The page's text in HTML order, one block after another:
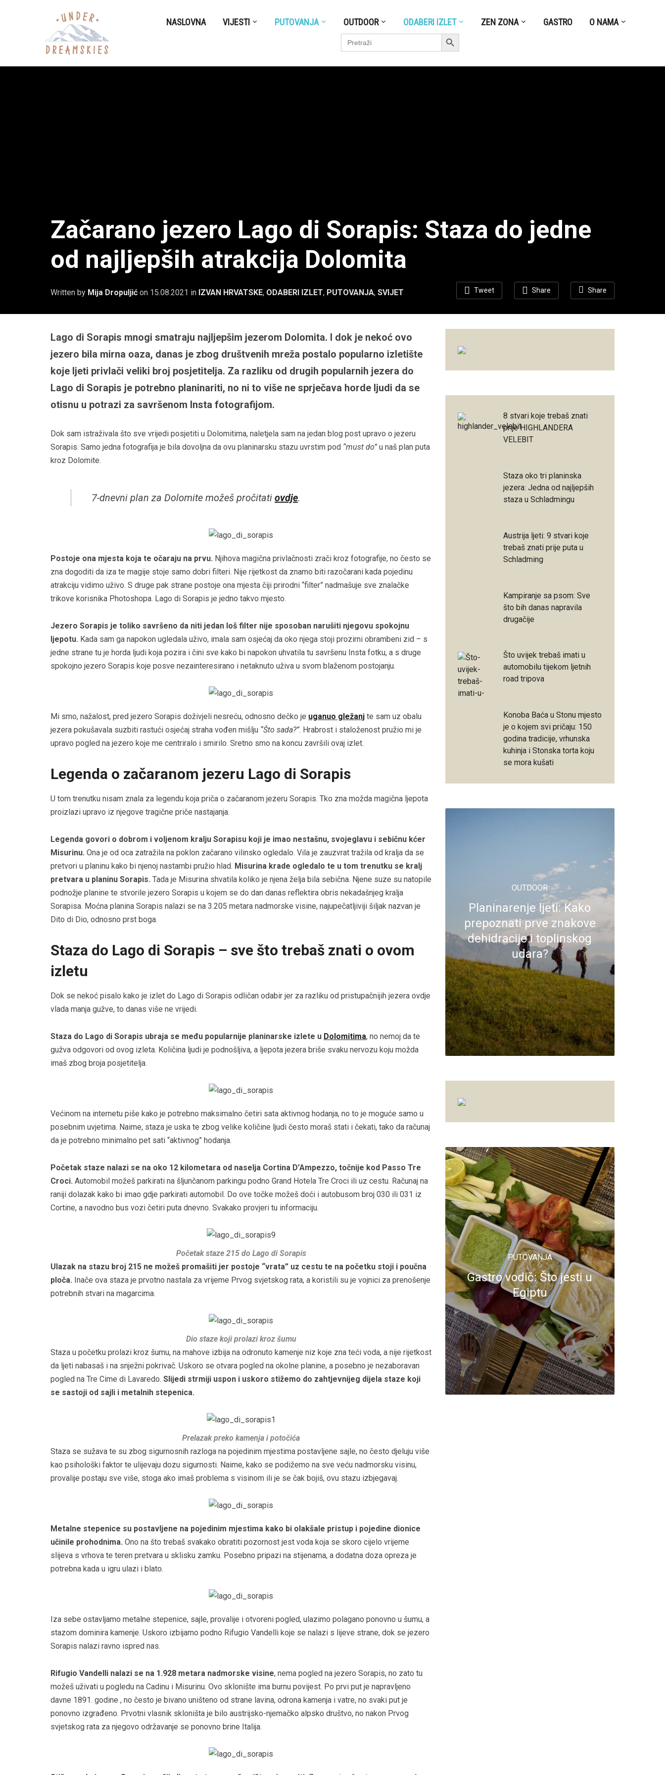
NASLOVNA VIJESTI PUTOVANJA OUTDOOR ODABERI IZLET ZEN ZONA GASTRO O NAMA
Search
for:
Search Button
Začarano jezero Lago di Sorapis: Staza do jedne
od najljepših atrakcija Dolomita
Tweet Share Share
Written by Mija Dropuljić on 15.08.2021 in IZVAN HRVATSKE, ODABERI IZLET, PUTOVANJA, SVIJET
Lago di Sorapis mnogi smatraju najljepšim jezerom Dolomita. I dok je nekoć ovo
jezero bila mirna oaza, danas je zbog društvenih mreža postalo popularno izletište
koje ljeti privlači veliki broj posjetitelja. Za razliku od drugih popularnih jezera do
Lago di Sorapis je potrebno planinariti, no ni to više ne sprječava horde ljudi da se
otisnu u potrazi za savršenom Insta fotografijom.
Dok sam istraživala što sve vrijedi posjetiti u Dolomitima, naletjela sam na jedan blog post upravo o jezeru
Sorapis. Samo jedna fotografija je bila dovoljna da ovu planinarsku stazu uvrstim pod “must do” u naš plan puta
kroz Dolomite.
7-dnevni plan za Dolomite možeš pročitati ovdje.
Postoje ona mjesta koja te očaraju na prvu. Njihova magična privlačnosti zrači kroz fotografije, no često se
zna dogoditi da iza te magije stoje samo dobri filteri. Nije rijetkost da znamo biti razočarani kada pojedinu
atrakciju vidimo uživo. S druge pak strane postoje ona mjesta čiji prirodni “filter” nadmašuje sve znalačke
trikove korisnika Photoshopa. Lago di Sorapis je jedno takvo mjesto.
Jezero Sorapis je toliko savršeno da niti jedan loš filter nije sposoban narušiti njegovu spokojnu
ljepotu. Kada sam ga napokon ugledala uživo, imala sam osjećaj da oko njega stoji prozirni obrambeni zid – s
jedne strane tu je horda ljudi koja pozira i čini sve kako bi napokon uhvatila tu savršenu Insta fotku, a s druge
spokojno jezero Sorapis koje posve nezainteresirano i netaknuto uživa u svom blaženom postojanju.
Mi smo, nažalost, pred jezero Sorapis doživjeli nesreću, odnosno dečko je uganuo gležanj te sam uz obalu
jezera pokušavala suzbiti rastući osjećaj straha vođen mišlju “Što sada?”. Hrabrost i staloženost pružio mi je
upravo pogled na jezero koje me centriralo i smirilo. Sretno smo na koncu završili ovaj izlet.
Legenda o začaranom jezeru Lago di Sorapis
U tom trenutku nisam znala za legendu koja priča o začaranom jezeru Sorapis. Tko zna možda magična ljepota
proizlazi upravo iz njegove tragične priče nastajanja.
Legenda govori o dobrom i voljenom kralju Sorapisu koji je imao nestašnu, svojeglavu i sebičnu kćer
Misurinu. Ona je od oca zatražila na poklon začarano vilinsko ogledalo. Vila je zauzvrat tražila od kralja da se
pretvori u planinu kako bi njenoj nastambi pružio hlad. Misurina krade ogledalo te u tom trenutku se kralj
pretvara u planinu Sorapis. Tada je Misurina shvatila koliko je njena želja bila sebična. Njene suze su natopile
podnožje planine te stvorile jezero Sorapis u kojem se do dan danas reflektira obris nekadašnjeg kralja
Sorapisa. Moćna planina Sorapis nalazi se na 3.205 metara nadmorske visine, najupečatljiviji šiljak nazvan je
Dito di Dio, odnosno prst boga.
Staza do Lago di Sorapis – sve što trebaš znati o ovom
izletu
Dok se nekoć pisalo kako je izlet do Lago di Sorapis odličan odabir jer za razliku od pristupačnijih jezera ovdje
vlada manja gužve, to danas više ne vrijedi.
Staza do Lago di Sorapis ubraja se među popularnije planinarske izlete u Dolomitima, no nemoj da te
gužva odgovori od ovog izleta. Količina ljudi je podnošljiva, a ljepota jezera briše svaku nervozu koju možda
imaš zbog broja posjetitelja.
Većinom na internetu piše kako je potrebno maksimalno četiri sata aktivnog hodanja, no to je moguće samo u
posebnim uvjetima. Naime, staza je uska te zbog velike količine ljudi često moraš stati i čekati, tako da računaj
da je potrebno minimalno pet sati “aktivnog” hodanja.
Početak staze nalazi se na oko 12 kilometara od naselja Cortina D’Ampezzo, točnije kod Passo Tre
Croci. Automobil možeš parkirati na šljunčanom parkingu podno Grand Hotela Tre Croci ili uz cestu. Računaj na
raniji dolazak kako bi imao gdje parkirati automobil. Do ove točke možeš doći i autobusom broj 030 ili 031 iz
Cortine, a navodno bus vozi četiri puta dnevno. Svakako provjeri tu informaciju.
Početak staze 215 do Lago di Sorapis
Ulazak na stazu broj 215 ne možeš promašiti jer postoje “vrata” uz cestu te na početku stoji i poučna
ploča. Inače ova staza je prvotno nastala za vrijeme Prvog svjetskog rata, a koristili su je vojnici za prenošenje
potrebnih stvari na magarcima.
Dio staze koji prolazi kroz šumu
Staza u početku prolazi kroz šumu, na mahove izbija na odronuto kamenje niz koje zna teći voda, a nije rijetkost
da ljeti nabasaš i na snježni pokrivač. Uskoro se otvara pogled na okolne planine, a posebno je nezaboravan
pogled na Tre Cime di Lavaredo. Slijedi strmiji uspon i uskoro stižemo do zahtjevnijeg dijela staze koji
se sastoji od sajli i metalnih stepenica.
Prelazak preko kamenja i potočića
Staza se sužava te su zbog sigurnosnih razloga na pojedinim mjestima postavljene sajle, no često djeluju više
kao psihološki faktor te ulijevaju dozu sigurnosti. Naime, kako se podižemo na sve veću nadmorsku visinu,
provalije postaju sve više, stoga ako imaš problema s visinom ili je se čak bojiš, ovu stazu izbjegavaj.
Metalne stepenice su postavljene na pojedinim mjestima kako bi olakšale pristup i pojedine dionice
učinile prohodnima. Ono na što trebaš svakako obratiti pozornost jest voda koja se skoro cijelo vrijeme
slijeva s vrhova te teren pretvara u sklisku zamku. Posebno pripazi na stijenama, a dodatna doza opreza je
potrebna kada u igru ulazi i blato.
Iza sebe ostavljamo metalne stepenice, sajle, provalije i otvoreni pogled, ulazimo polagano ponovno u šumu, a
stazom dominira kamenje. Uskoro izbijamo podno Rifugio Vandelli koje se nalazi s lijeve strane, dok se jezero
Sorapis nalazi ravno ispred nas.
Rifugio Vandelli nalazi se na 1.928 metara nadmorske visine, nema pogled na jezero Sorapis, no zato tu
možeš uživati u pogledu na Cadinu i Misurinu. Ovo sklonište ima burnu povijest. Po prvi put je napravljeno
davne 1891. godine , no često je bivano uništeno od strane lavina, odrona kamenja i vatre, no svaki put je
ponovno izgrađeno. Prvotni vlasnik skloništa je bilo austrijsko-njemačko alpsko društvo, no nakon Prvog
svjetskog rata za njegovo održavanje se ponovno brine Italija.
8 stvari koje trebaš znati
prije HIGHLANDERA
VELEBIT
Staza oko tri planinska
jezera: Jedna od najljepših
staza u Schladmingu
Austrija ljeti: 9 stvari koje
trebaš znati prije puta u
Schladming
Kampiranje sa psom: Sve
što bih danas napravila
drugačije
Što uvijek trebaš imati u
automobilu tijekom ljetnih
road tripova
Konoba Baća u Stonu mjesto
je o kojem svi pričaju: 150
godina tradicije, vrhunska
kuhinja i Stonska torta koju
se mora kušati
OUTDOOR
Planinarenje ljeti: Kako
prepoznati prve znakove
dehidracije i toplinskog
udara?
PUTOVANJA
Gastro vodič: Što jesti u
Egiptu